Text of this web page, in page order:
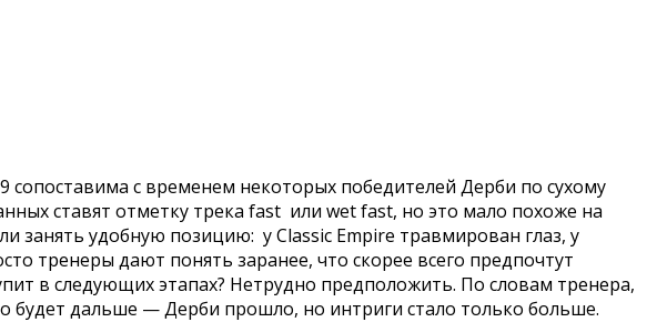
с временем некоторых победителей Дерби по сухому
ставят отметку трека fast или wet fast, но это мало похоже на
занять удобную позицию: у Classic Empire травмирован глаз, у
тренеры дают понять заранее, что скорее всего предпочтут
в следующих этапах? Нетрудно предположить. По словам тренера,
будет дальше — Дерби прошло, но интриги стало только больше.